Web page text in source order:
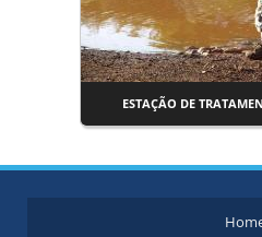
ESTAÇÃO DE